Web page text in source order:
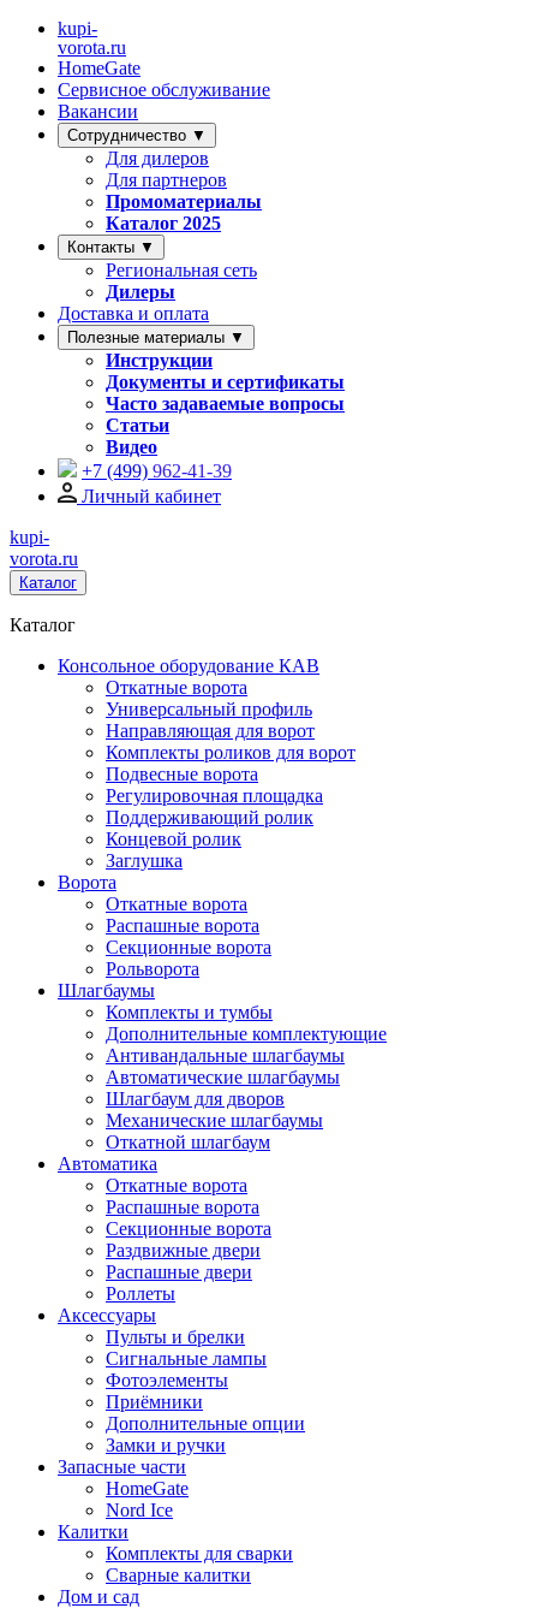
kupi-
vorota.ru
HomeGate
Сервисное обслуживание
Вакансии
Сотрудничество ▼
Для дилеров
Для партнеров
Промоматериалы
Каталог 2025
Контакты ▼
Региональная сеть
Дилеры
Доставка и оплата
Полезные материалы ▼
Инструкции
Документы и сертификаты
Часто задаваемые вопросы
Статьи
Видео
+7 (499) 962-41-39
Личный кабинет
kupi-
vorota.ru
Каталог
Каталог
Консольное оборудование КАВ
Откатные ворота
Универсальный профиль
Направляющая для ворот
Комплекты роликов для ворот
Подвесные ворота
Регулировочная площадка
Поддерживающий ролик
Концевой ролик
Заглушка
Ворота
Откатные ворота
Распашные ворота
Секционные ворота
Рольворота
Шлагбаумы
Комплекты и тумбы
Дополнительные комплектующие
Антивандальные шлагбаумы
Автоматические шлагбаумы
Шлагбаум для дворов
Механические шлагбаумы
Откатной шлагбаум
Автоматика
Откатные ворота
Распашные ворота
Секционные ворота
Раздвижные двери
Распашные двери
Роллеты
Аксессуары
Пульты и брелки
Сигнальные лампы
Фотоэлементы
Приёмники
Дополнительные опции
Замки и ручки
Запасные части
HomeGate
Nord Ice
Калитки
Комплекты для сварки
Сварные калитки
Дом и сад